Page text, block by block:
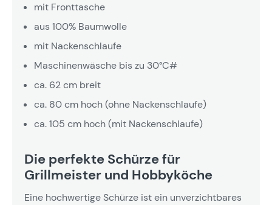
mit Fronttasche
aus 100% Baumwolle
mit Nackenschlaufe
Maschinenwäsche bis zu 30°C#
ca. 62 cm breit
ca. 80 cm hoch (ohne Nackenschlaufe)
ca. 105 cm hoch (mit Nackenschlaufe)
Die perfekte Schürze für
Grillmeister und Hobbyköche
Eine hochwertige Schürze ist ein unverzichtbares